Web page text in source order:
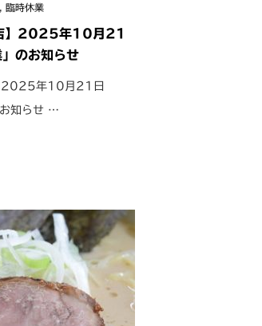
臨時休業
】2025年10月21
のお知らせ
2025年10月21日
お知らせ …